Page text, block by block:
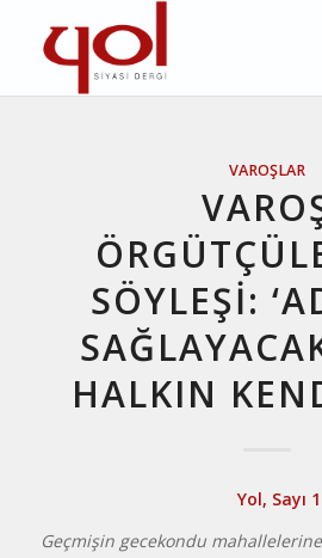
VAROŞLAR
SÖYLEŞI:
HALKIN
Yol, Sayı
Geçmişin gecekondu